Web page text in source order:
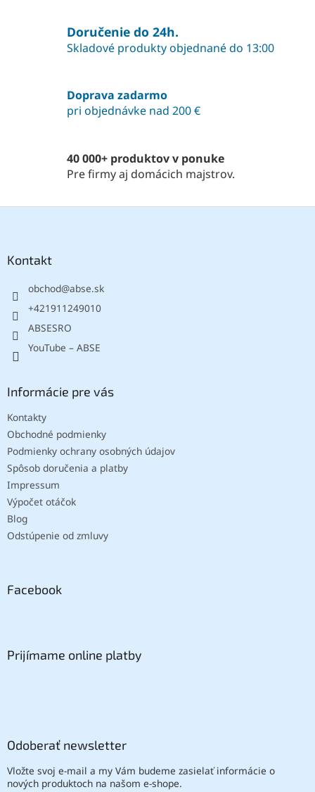
Doručenie do 24h.
Skladové produkty objednané do 13:00
Doprava zadarmo
pri objednávke nad 200 €
40 000+ produktov v ponuke
Pre firmy aj domácich majstrov.
Kontakt
obchod@abse.sk
+421911249010
ABSESRO
YouTube – ABSE
Informácie pre vás
Kontakty
Obchodné podmienky
Podmienky ochrany osobných údajov
Spôsob doručenia a platby
Impressum
Výpočet otáčok
Blog
Odstúpenie od zmluvy
Facebook
Prijímame online platby
Odoberať newsletter
Vložte svoj e-mail a my Vám budeme zasielať informácie o
nových produktoch na našom e-shope.